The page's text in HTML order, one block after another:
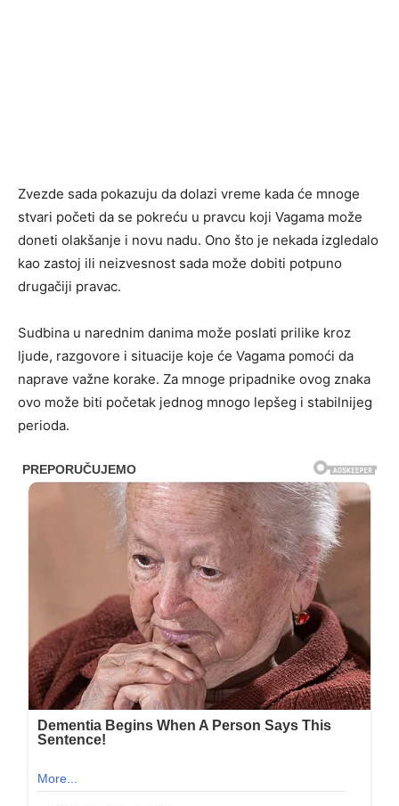
Zvezde sada pokazuju da dolazi vreme kada će mnoge
stvari početi da se pokreću u pravcu koji Vagama može
doneti olakšanje i novu nadu. Ono što je nekada izgledalo
kao zastoj ili neizvesnost sada može dobiti potpuno
drugačiji pravac.
Sudbina u narednim danima može poslati prilike kroz
ljude, razgovore i situacije koje će Vagama pomoći da
naprave važne korake. Za mnoge pripadnike ovog znaka
ovo može biti početak jednog mnogo lepšeg i stabilnijeg
perioda.